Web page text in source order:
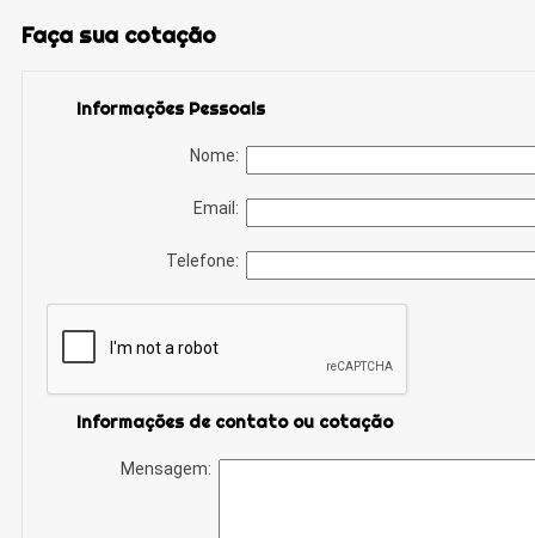
Faça sua cotação
Informações Pessoais
Nome:
Email:
Telefone:
Informações de contato ou cotação
Mensagem: